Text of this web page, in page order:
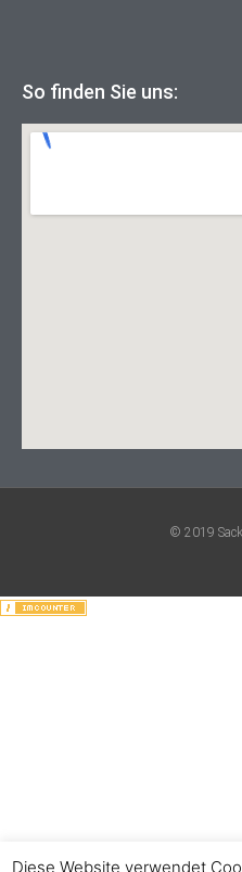
So finden Sie uns:
© 2019
Diese Website verwendet